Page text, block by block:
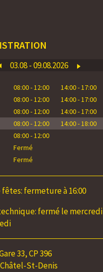
03.08 - 09.08.2026
08:00 - 12:00
14:00 - 17:00
08:00 - 12:00
14:00 - 17:00
08:00 - 12:00
14:00 - 17:00
08:00 - 12:00
14:00 - 18:00
08:00 - 12:00
Fermé
Fermé
fermeture à 16:00
fermé le mercredi
33, CP 396
St-Denis